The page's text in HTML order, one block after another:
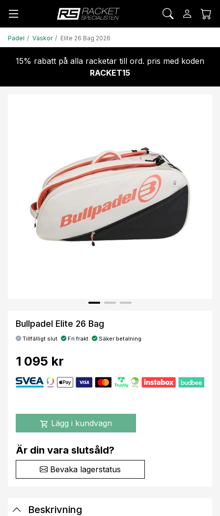
Padel Väskor Elite 26 Bag 2026
15% rabatt på alla racketar till ord. pris med koden
RACKET15
Bullpadel Elite 26 Bag
Tillfälligt slut Fri frakt Säker betalning
1 095 kr
shopping_cart Lägg i kundvagn
Är din vara slutsåld?
Bevaka lagerstatus
Beskrivning